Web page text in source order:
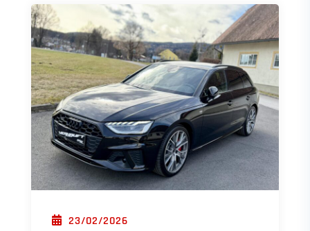
POSTED ON
23/02/2026